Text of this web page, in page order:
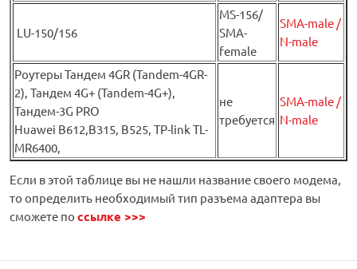
LU-150/156
MS-156/
SMA-
female
SMA-male /
N-male
Роутеры Тандем 4GR (Tandem-4GR-
2), Тандем 4G+ (Tandem-4G+),
Тандем-3G PRO
Huawei B612,B315, B525, TP-link TL-
MR6400,
не
требуется
SMA-male /
N-male
Если в этой таблице вы не нашли название своего модема,
то определить необходимый тип разъема адаптера вы
сможете по ссылке >>>